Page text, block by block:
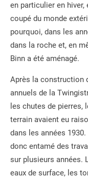
en particulier en
coupé du monde
pourquoi, dans les
dans la roche et, en
Binn a été aménagé.
Après la construction
annuels de la
les chutes de
terrain avaient eu
dans les années
donc entamé des
sur plusieurs années.
eaux de surface, les